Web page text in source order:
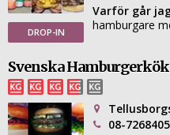
DROP-IN
Varför går
hamburgare
Svenska
08-7268405